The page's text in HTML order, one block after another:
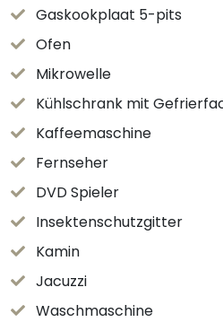
Gaskookplaat 5-pits
Ofen
Mikrowelle
Kühlschrank mit
Kaffeemaschine
Fernseher
DVD Spieler
Insektenschutzgitter
Kamin
Jacuzzi
Waschmaschine